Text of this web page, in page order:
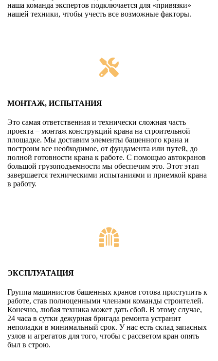
наша команда экспертов подключается для «привязки»
нашей техники, чтобы учесть все возможные факторы.
МОНТАЖ, ИСПЫТАНИЯ
Это самая ответственная и технически сложная часть
проекта – монтаж конструкций крана на строительной
площадке. Мы доставим элементы башенного крана и
построим все необходимое, от фундамента или путей, до
полной готовности крана к работе. С помощью автокранов
большой грузоподъемности мы обеспечим это. Этот этап
завершается техническими испытаниями и приемкой крана
в работу.
ЭКСПЛУАТАЦИЯ
Группа машинистов башенных кранов готова приступить к
работе, став полноценными членами команды строителей.
Конечно, любая техника может дать сбой. В этому случае,
24 часа в сутки дежурная бригада ремонта устранит
неполадки в минимальный срок. У нас есть склад запасных
узлов и агрегатов для того, чтобы с рассветом кран опять
был в строю.